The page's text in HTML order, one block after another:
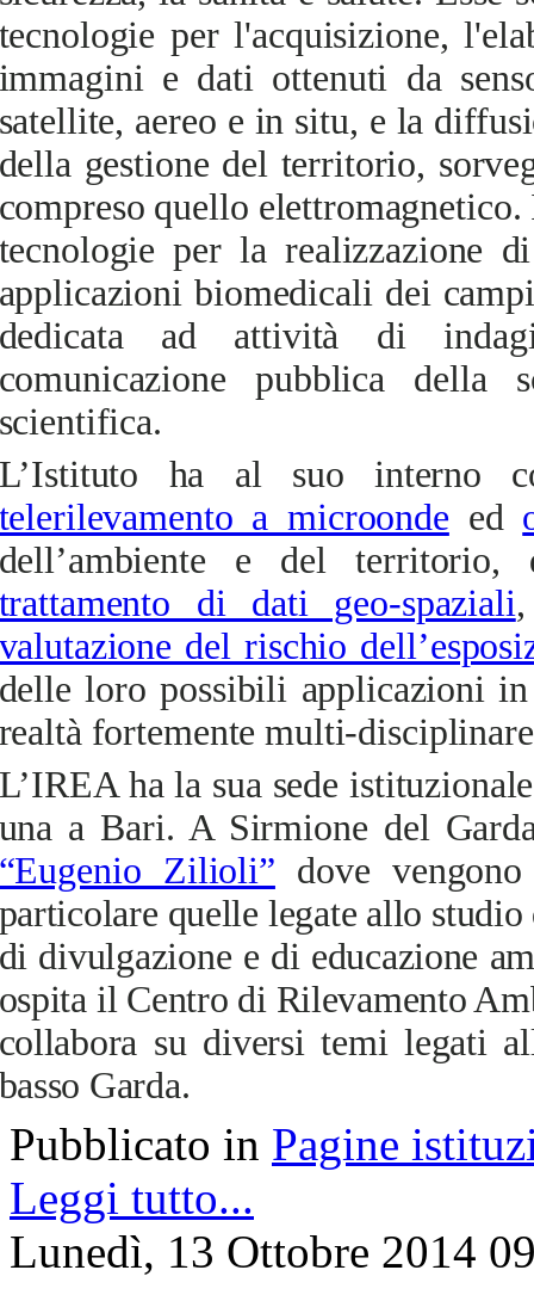
per l'acquisizione,
e dati ottenuti da
aereo e in situ, e la
gestione del territorio,
quello
per la realizzazione
biomedicali dei
ad attività di
pubblica
ha al suo interno
a microonde ed
e del
di dati geo-spaziali
del rischio
loro possibili applicazioni
fortemente multi-
ha la sua sede
a Bari. A Sirmione del
Zilioli” dove
quelle legate allo
divulgazione e di educazione
il Centro di Rilevamento
su diversi temi legati
Garda.
Pubblicato in Pagine
Leggi tutto...
Lunedì, 13 Ottobre 2014